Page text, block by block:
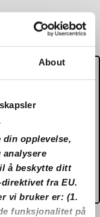
About
opplevelse,
å beskytte ditt
fra EU.
vi bruker er: (1.
funksjonalitet på
located
not
your